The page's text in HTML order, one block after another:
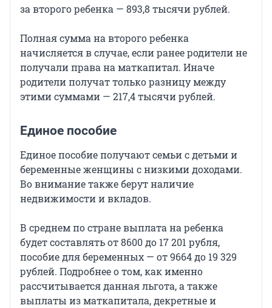
за второго ребенка — 893,8 тысячи рублей.
Полная сумма на второго ребенка
начисляется в случае, если ранее родители не
получали права на маткапитал. Иначе
родители получат только разницу между
этими суммами — 217,4 тысячи рублей.
Единое пособие
Единое пособие получают семьи с детьми и
беременные женщины с низкими доходами.
Во внимание также берут наличие
недвижимости и вкладов.
В среднем по стране выплата на ребенка
будет составлять от 8600 до 17 201 рубля,
пособие для беременных — от 9664 до 19 329
рублей. Подробнее о том, как именно
рассчитывается данная льгота, а также
выплаты из маткапитала, декретные и